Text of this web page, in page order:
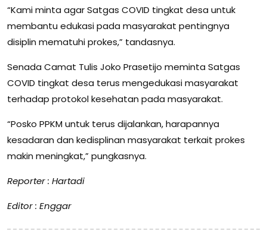
“Kami minta agar Satgas COVID tingkat desa untuk
membantu edukasi pada masyarakat pentingnya
disiplin mematuhi prokes,” tandasnya.
Senada Camat Tulis Joko Prasetijo meminta Satgas
COVID tingkat desa terus mengedukasi masyarakat
terhadap protokol kesehatan pada masyarakat.
“Posko PPKM untuk terus dijalankan, harapannya
kesadaran dan kedisplinan masyarakat terkait prokes
makin meningkat,” pungkasnya.
Reporter : Hartadi
Editor : Enggar